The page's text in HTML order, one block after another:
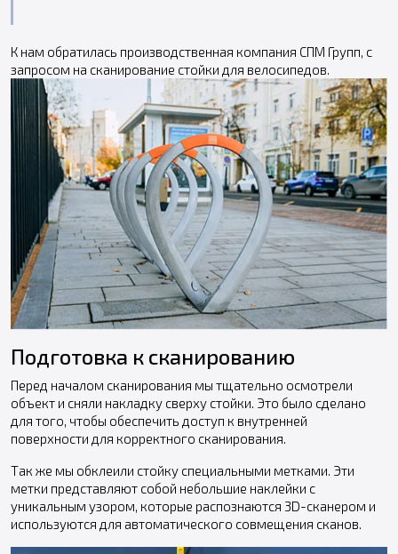
К нам обратилась производственная компания СПМ Групп, с
запросом на сканирование стойки для велосипедов.
Подготовка к сканированию
Перед началом сканирования мы тщательно осмотрели
объект и сняли накладку сверху стойки. Это было сделано
для того, чтобы обеспечить доступ к внутренней
поверхности для корректного сканирования.
Так же мы обклеили стойку специальными метками. Эти
метки представляют собой небольшие наклейки с
уникальным узором, которые распознаются 3D-сканером и
используются для автоматического совмещения сканов.